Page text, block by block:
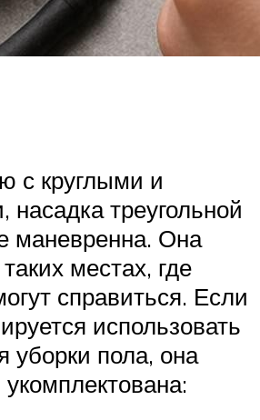
с круглыми и
насадка треугольной
маневренна. Она
местах, где
справиться. Если
использовать
уборки пола, она